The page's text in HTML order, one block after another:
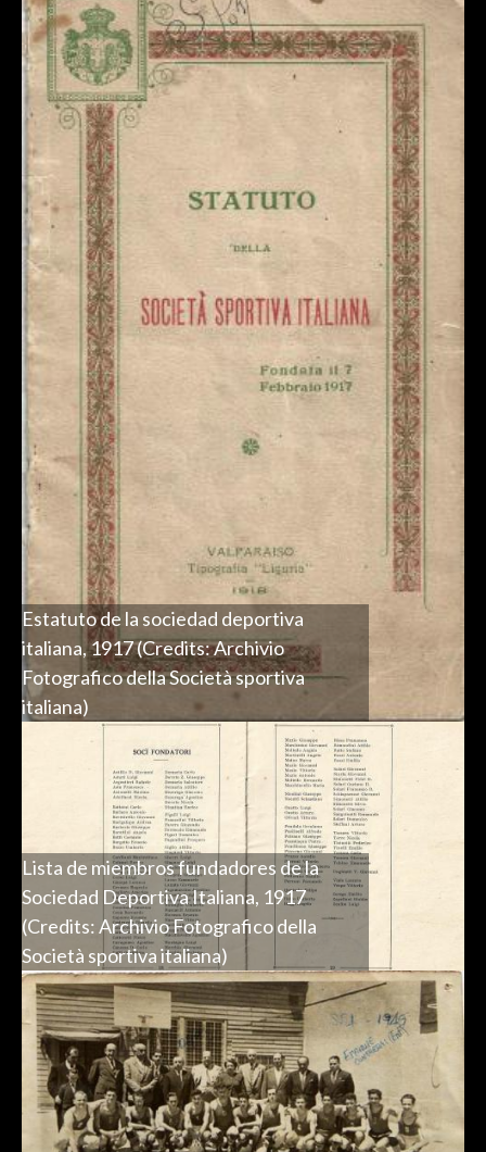
Estatuto de la sociedad deportiva
italiana, 1917 (Credits: Archivio
Fotografico della Società sportiva
italiana)
Lista de miembros fundadores de la
Sociedad Deportiva Italiana, 1917
(Credits: Archivio Fotografico della
Società sportiva italiana)